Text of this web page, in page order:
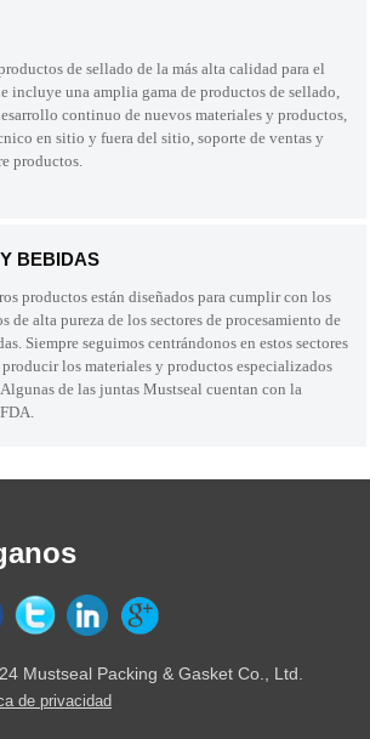
de sellado de la más alta calidad para el
incluye una amplia gama de productos de sellado,
continuo de nuevos materiales y productos,
en sitio y fuera del sitio, soporte de ventas y
productos.
BEBIDAS
productos están diseñados para cumplir con los
de alta pureza de los sectores de procesamiento de
Siempre seguimos centrándonos en estos sectores
los materiales y productos especializados
de las juntas Mustseal cuentan con la
Mustseal Packing & Gasket Co., Ltd.
de privacidad